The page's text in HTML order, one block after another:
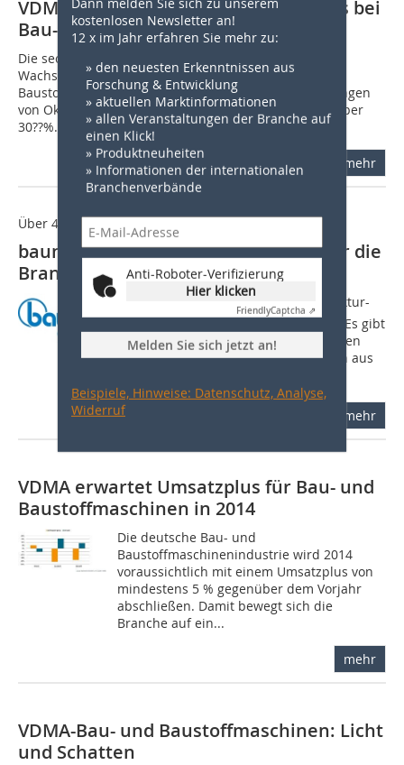
kostenlosen Newsletter an!
12 x im Jahr erfahren Sie mehr zu:
» den neuesten Erkenntnissen aus
Forschung & Entwicklung
» aktuellen Marktinformationen
» allen Veranstaltungen der Branche auf
einen Klick!
» Produktneuheiten
» Informationen der internationalen
Branchenverbände
Anti-Roboter-Verifizierung
Hier klicken
FriendlyCaptcha ⇗
Melden Sie sich jetzt an!
Beispiele, Hinweise: Datenschutz, Analyse,
Widerruf
VDMA: 2008 markiert Ende des Booms bei
Bau- und Baustoffmaschinen
Die sechs Jahre andauernde außergewöhnliche
Wachstumsphase der deutschen Bau- und
Baustoffmaschinenindustrie ist zu Ende. Die Bestellungen
von Oktober bis Dezember 2008 sind insgesamt um über
30??%...
mehr
Über 415.000 Besucher aus mehr als 200 Ländern
bauma 2010 markiert Trendwende für die
Branche
Die Stimmung zeigt, dass der Konjunktur-
Tiefpunkt in Europa überwunden ist. Es gibt
wieder viel Zuversicht. Natürlich fehlten
den Ausstellern anfangs viele Kunden aus
mehr
VDMA erwartet Umsatzplus für Bau- und
Baustoffmaschinen in 2014
Die deutsche Bau- und
Baustoffmaschinenindustrie wird 2014
voraussichtlich mit einem Umsatzplus von
mindestens 5 % gegenüber dem Vorjahr
abschließen. Damit bewegt sich die
Branche auf ein...
mehr
VDMA-Bau- und Baustoffmaschinen: Licht
und Schatten